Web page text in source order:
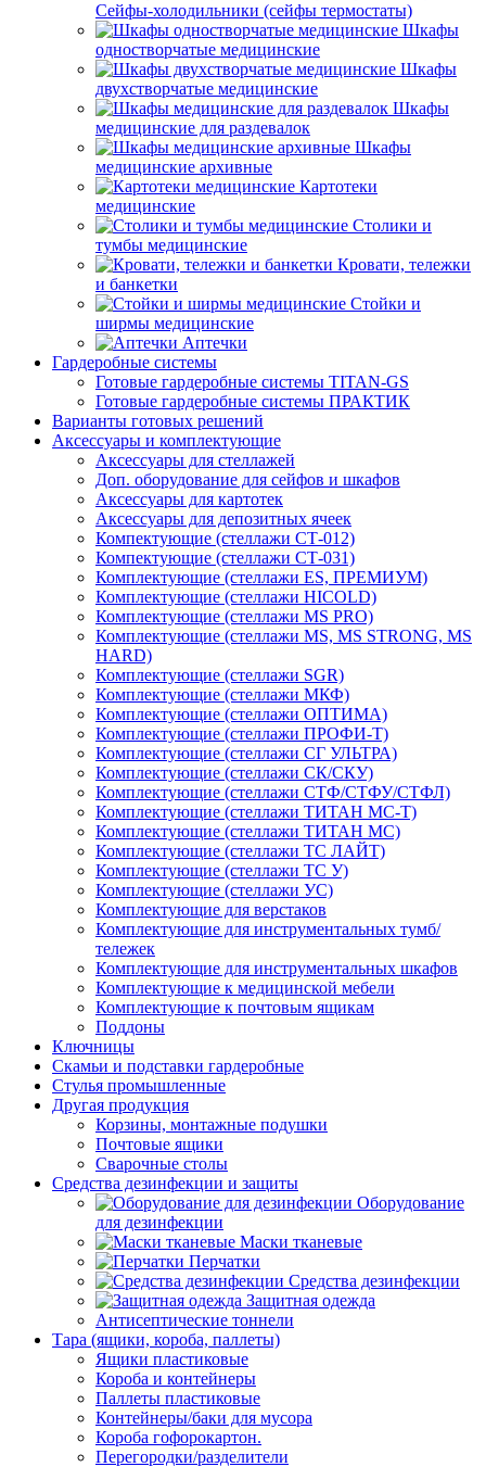
Сейфы-холодильники (сейфы термостаты)
Шкафы
одностворчатые медицинские
Шкафы
двухстворчатые медицинские
Шкафы
медицинские для раздевалок
Шкафы
медицинские архивные
Картотеки
медицинские
Столики и
тумбы медицинские
Кровати, тележки
и банкетки
Стойки и
ширмы медицинские
Аптечки
Гардеробные системы
Готовые гардеробные системы TITAN-GS
Готовые гардеробные системы ПРАКТИК
Варианты готовых решений
Аксессуары и комплектующие
Аксессуары для стеллажей
Доп. оборудование для сейфов и шкафов
Аксессуары для картотек
Аксессуары для депозитных ячеек
Компектующие (стеллажи СТ-012)
Компектующие (стеллажи СТ-031)
Комплектующие (стеллажи ES, ПРЕМИУМ)
Комплектующие (стеллажи HICOLD)
Комплектующие (стеллажи MS PRO)
Комплектующие (стеллажи MS, MS STRONG, MS
HARD)
Комплектующие (стеллажи SGR)
Комплектующие (стеллажи МКФ)
Комплектующие (стеллажи ОПТИМА)
Комплектующие (стеллажи ПРОФИ-Т)
Комплектующие (стеллажи СГ УЛЬТРА)
Комплектующие (стеллажи СК/СКУ)
Комплектующие (стеллажи СТФ/СТФУ/СТФЛ)
Комплектующие (стеллажи ТИТАН МС-Т)
Комплектующие (стеллажи ТИТАН МС)
Комплектующие (стеллажи ТС ЛАЙТ)
Комплектующие (стеллажи ТС У)
Комплектующие (стеллажи УС)
Комплектующие для верстаков
Комплектующие для инструментальных тумб/
тележек
Комплектующие для инструментальных шкафов
Комплектующие к медицинской мебели
Комплектующие к почтовым ящикам
Поддоны
Ключницы
Скамьи и подставки гардеробные
Стулья промышленные
Другая продукция
Корзины, монтажные подушки
Почтовые ящики
Сварочные столы
Средства дезинфекции и защиты
Оборудование
для дезинфекции
Маски тканевые
Перчатки
Средства дезинфекции
Защитная одежда
Антисептические тоннели
Тара (ящики, короба, паллеты)
Ящики пластиковые
Короба и контейнеры
Паллеты пластиковые
Контейнеры/баки для мусора
Короба гофорокартон.
Перегородки/разделители